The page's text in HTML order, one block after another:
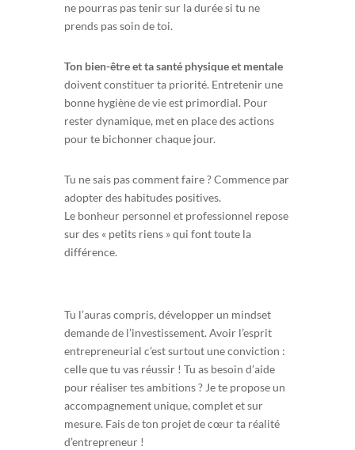
ne pourras pas tenir sur la durée si tu ne
prends pas soin de toi.
Ton bien-être et ta santé physique et mentale
doivent constituer ta priorité. Entretenir une
bonne hygiène de vie est primordial. Pour
rester dynamique, met en place des actions
pour te bichonner chaque jour.
Tu ne sais pas comment faire ? Commence par
adopter des habitudes positives.
Le bonheur personnel et professionnel repose
sur des « petits riens » qui font toute la
différence.
Tu l’auras compris, développer un mindset
demande de l’investissement. Avoir l’esprit
entrepreneurial c’est surtout une conviction :
celle que tu vas réussir ! Tu as besoin d’aide
pour réaliser tes ambitions ? Je te propose un
accompagnement unique, complet et sur
mesure. Fais de ton projet de cœur ta réalité
d’entrepreneur !